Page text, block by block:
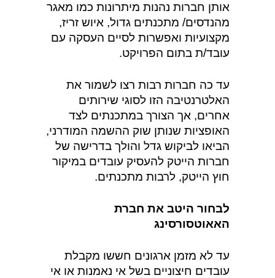
אותן חברות נהנות מיתרונות כמו מאגר
מהנדסים/ מתכנתים גדול, איוש זריז,
מקצועיות ואפשרות לסיים העסקה עם
עובד/ת בתום הפרויקט.
עד כה חברות רבות רצו לשמור את
האלטרנטיבה הזו לסוגי שירותים
אחרים, אך הצורך במתכנתים לצד
האופציות שנותן שוק ההשמה המודרני,
הביאו לביקוש גדל והולך בדרישה של
חברות הייטק להעסיק עובדים במיקור
חוץ הייטק, לרבות מתכנתים.
לבחור היטב את חברת
עד לא מזמן ארגונים חששו מקבלת
עובדים חיצוניים בשל אי נאמנות או אי